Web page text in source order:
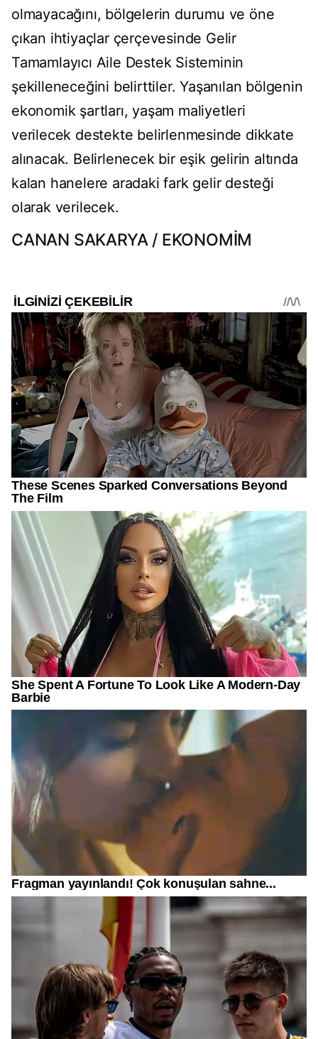
olmayacağını, bölgelerin durumu ve öne
çıkan ihtiyaçlar çerçevesinde Gelir
Tamamlayıcı Aile Destek Sisteminin
şekilleneceğini belirttiler. Yaşanılan bölgenin
ekonomik şartları, yaşam maliyetleri
verilecek destekte belirlenmesinde dikkate
alınacak. Belirlenecek bir eşik gelirin altında
kalan hanelere aradaki fark gelir desteği
olarak verilecek.
CANAN SAKARYA / EKONOMİM